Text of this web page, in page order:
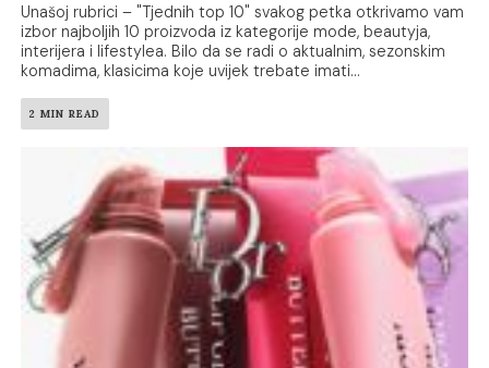
Unašoj rubrici – "Tjednih top 10" svakog petka otkrivamo vam
izbor najboljih 10 proizvoda iz kategorije mode, beautyja,
interijera i lifestylea. Bilo da se radi o aktualnim, sezonskim
komadima, klasicima koje uvijek trebate imati...
2 MIN READ